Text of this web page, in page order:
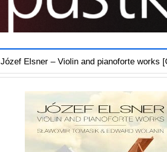
Józef Elsner – Violin and pianoforte works